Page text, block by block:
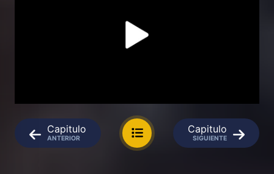
Capitulo
ANTERIOR
Capitulo
SIGUIENTE